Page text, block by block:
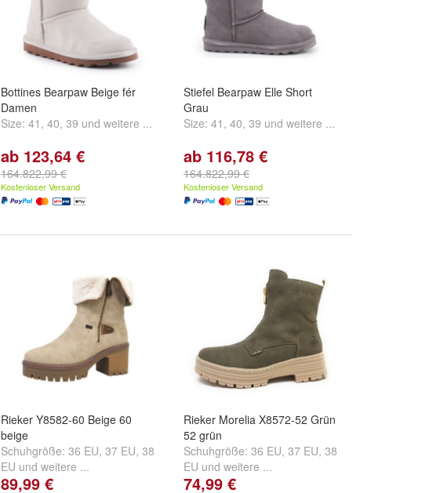
Bottines Bearpaw Beige fér
Damen
Size: 41 , 40, 39 und weitere ...
ab 123,64 €
164.822,99 €
Kostenloser Versand
Stiefel Bearpaw Elle Short
Grau
Size: 41 , 40, 39 und weitere ...
ab 116,78 €
164.822,99 €
Kostenloser Versand
Rieker Y8582-60 Beige 60
beige
Schuhgröße: 36 EU, 37 EU, 38
EU und weitere ...
89,99 €
Rieker Morelia X8572-52 Grün
52 grün
Schuhgröße: 36 EU, 37 EU, 38
EU und weitere ...
74,99 €